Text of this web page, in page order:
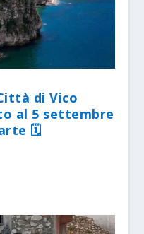
di Vico
al 5 settembre
🗓